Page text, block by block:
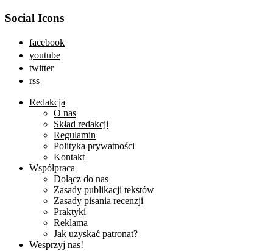
Social Icons
facebook
youtube
twitter
rss
Redakcja
O nas
Skład redakcji
Regulamin
Polityka prywatności
Kontakt
Współpraca
Dołącz do nas
Zasady publikacji tekstów
Zasady pisania recenzji
Praktyki
Reklama
Jak uzyskać patronat?
Wesprzyj nas!